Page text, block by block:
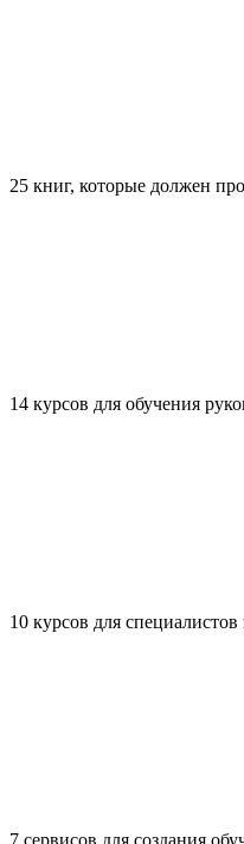
25 книг, которые должен
14 курсов для обучения
10 курсов для